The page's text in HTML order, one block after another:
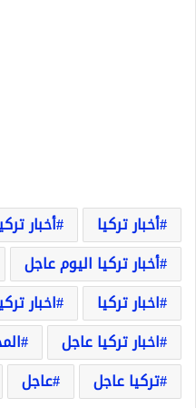
أخبار تركيا
أخبار
أخبار تركيا اليوم عاجل
اخبار تركيا
اخبار
اخبار تركيا عاجل
تركيا عاجل
عاجل